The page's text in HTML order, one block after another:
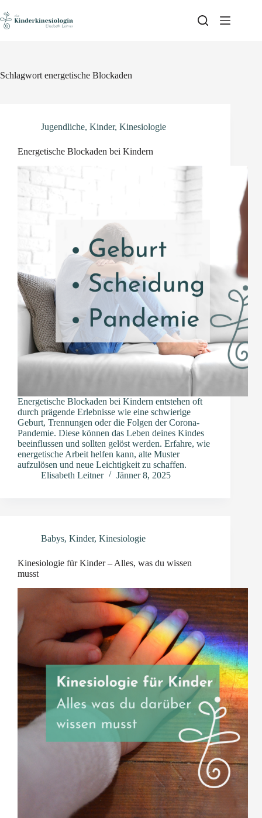
to
content
Schlagwort energetische Blockaden
Jugendliche, Kinder, Kinesiologie
Energetische Blockaden bei Kindern
Energetische Blockaden bei Kindern entstehen oft
durch prägende Erlebnisse wie eine schwierige
Geburt, Trennungen oder die Folgen der Corona-
Pandemie. Diese können das Leben deines Kindes
beeinflussen und sollten gelöst werden. Erfahre, wie
energetische Arbeit helfen kann, alte Muster
aufzulösen und neue Leichtigkeit zu schaffen.
Elisabeth Leitner
Jänner 8, 2025
Babys, Kinder, Kinesiologie
Kinesiologie für Kinder – Alles, was du wissen
musst